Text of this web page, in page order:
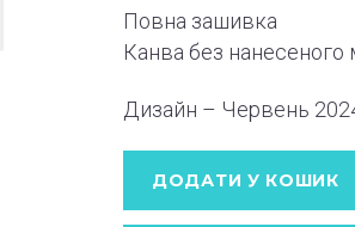
Повна зашивка
Канва без
Дизайн – Червень
ДОДАТИ У КОШИК